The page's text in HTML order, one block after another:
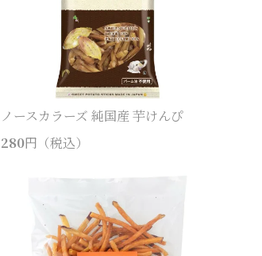
ノースカラーズ 純国産 芋けんぴ
280円（税込）